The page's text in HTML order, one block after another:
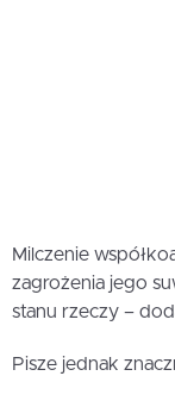
Milczenie
zagrożenia jego
stanu rzeczy –
Pisze jednak